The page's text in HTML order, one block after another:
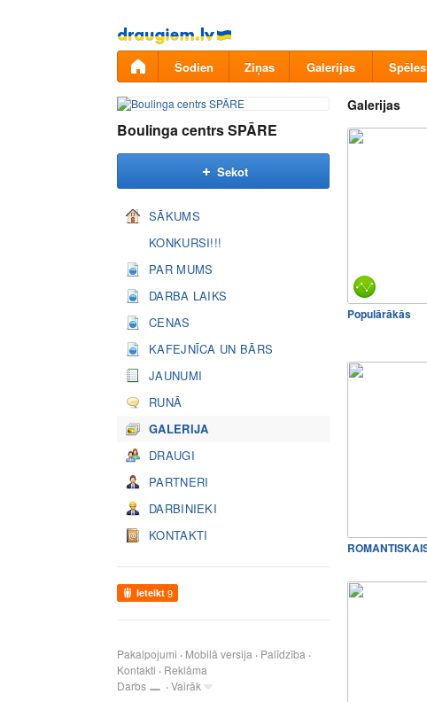
Pāriet
uz
saturu
Šodien Ziņas Galerijas Spēles
Boulinga centrs SPĀRE
Sekot
SĀKUMS
KONKURSI!!!
PAR MUMS
DARBA LAIKS
CENAS
KAFEJNĪCA UN BĀRS
JAUNUMI
RUNĀ
GALERIJA
DRAUGI
PARTNERI
DARBINIEKI
KONTAKTI
Ieteikt 9
Pakalpojumi Mobilā versija
Palīdzība
Kontakti
Reklāma
Darbs
Vairāk
Galerijas
Populārākās